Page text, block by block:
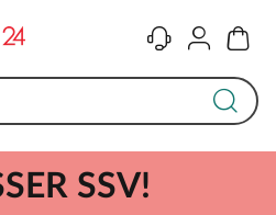
KontaktKonto
SSV!